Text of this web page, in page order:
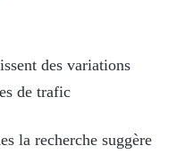
des variations
de trafic
la recherche suggère